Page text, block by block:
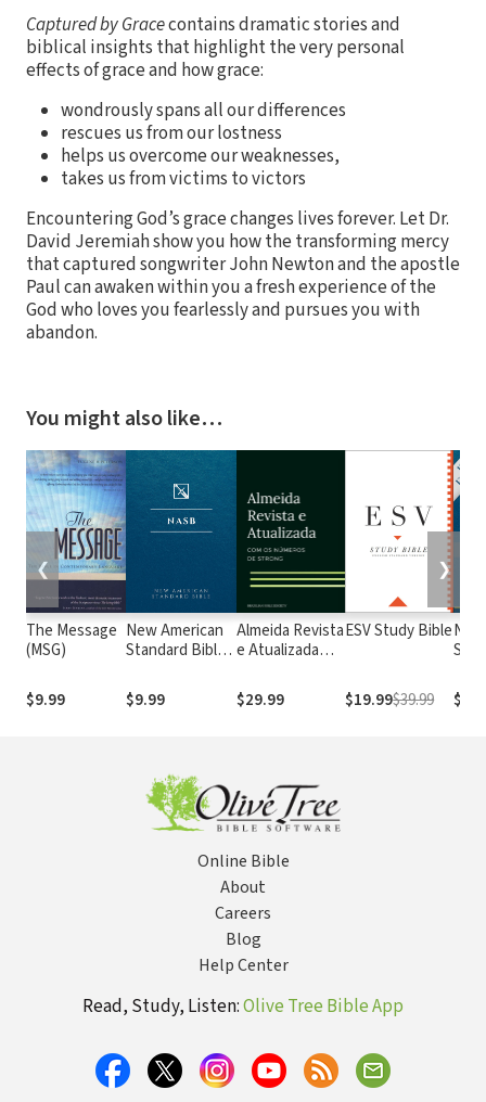
Captured by Gracecontains dramatic stories and
biblical insights that highlight the very personal
effects of grace and how grace:
wondrously spans all our differences
rescues us from our lostness
helps us overcome our weaknesses,
takes us from victims to victors
Encountering God’s grace changes lives forever. Let Dr.
David Jeremiah show you how the transforming mercy
that captured songwriter John Newton and the apostle
Paul can awaken within you a fresh experience of the
God who loves you fearlessly and pursues you with
abandon.
You might also like…
The Message
(MSG)
$9.99
New American
Standard Bible
(NASB1995)
$9.99
Almeida Revista
e Atualizada
números de
Strong
$29.99
ESV Study Bible
$19.99$39.99
❮ ❯
Online Bible
About
Careers
Blog
Help Center
Read, Study, Listen:Olive Tree Bible App